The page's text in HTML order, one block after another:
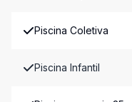
Piscina Coletiva
Piscina Infantil